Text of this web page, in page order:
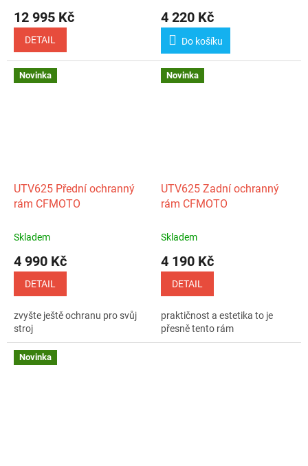
12 995 Kč
DETAIL
4 220 Kč
Do košíku
Novinka
UTV625 Přední ochranný
rám CFMOTO
Skladem
4 990 Kč
DETAIL
zvyšte ještě ochranu pro svůj
stroj
Novinka
UTV625 Zadní ochranný
rám CFMOTO
Skladem
4 190 Kč
DETAIL
praktičnost a estetika to je
přesně tento rám
Novinka